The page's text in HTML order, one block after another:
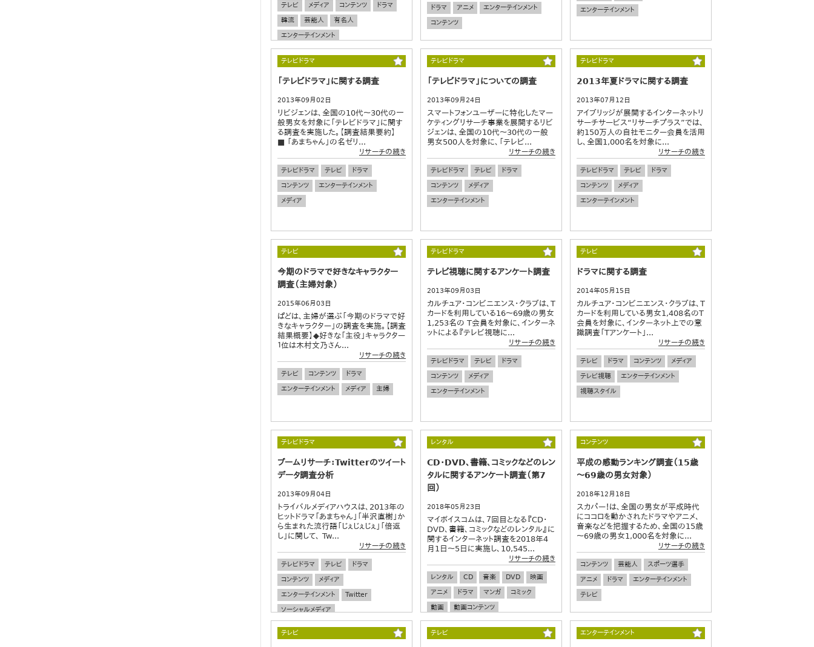
テレビ メディア コンテンツ
ドラマ
韓流
芸能人
有名人
エンターテインメント
ドラマ
アニメ
エンターテインメント
コンテンツ
エンターテインメント
テレビドラマ
「テレビドラマ」に関する調査
2013年09月02日
リビジェンは、全国の10代～30代の一
般男女を対象に「テレビドラマ」に関す
る調査を実施した。【調査結果要約】
■ 「あまちゃん」の名ゼリ...
リサーチの続き
テレビドラマ テレビ
ドラマ
コンテンツ
エンターテインメント
メディア
テレビドラマ
「テレビドラマ」についての調査
2013年09月24日
スマートフォンユーザーに特化したマー
ケティングリサーチ事業を展開するリビ
ジェンは、全国の10代〜30代の一般
男女500人を対象に、「テレビ...
リサーチの続き
テレビドラマ テレビ
ドラマ
コンテンツ
メディア
エンターテインメント
テレビドラマ
2013年夏ドラマに関する調査
2013年07月12日
アイブリッジが展開するインターネットリ
サーチサービス“リサーチプラス”では、
約150万人の自社モニター会員を活用
し、全国1,000名を対象に...
リサーチの続き
テレビドラマ テレビ
ドラマ
コンテンツ
メディア
エンターテインメント
テレビ
今期のドラマで好きなキャラクター
調査（主婦対象）
2015年06月03日
ぱどは、主婦が選ぶ「今期のドラマで好
きなキャラクター」の調査を実施。【調査
結果概要】◆好きな「主役」キャラクター
１位は木村文乃さん...
リサーチの続き
テレビ コンテンツ
ドラマ
エンターテインメント
メディア 主婦
テレビドラマ
テレビ視聴に関するアンケート調査
2013年09月03日
カルチュア・コンビニエンス・クラブは、T
カードを利用している16～69歳の男女
1,253名の T会員を対象に、インターネ
ットによる『テレビ視聴に...
リサーチの続き
テレビドラマ テレビ
ドラマ
コンテンツ
メディア
エンターテインメント
テレビ
ドラマに関する調査
2014年05月15日
カルチュア・コンビニエンス・クラブは、T
カードを利用している男女1,408名のT
会員を対象に、インターネット上での意
識調査「Tアンケート」...
リサーチの続き
テレビ ドラマ コンテンツ
メディア
テレビ視聴
エンターテインメント
視聴スタイル
テレビドラマ
ブームリサーチ：Twitterのツイート
データ調査分析
2013年09月04日
トライバルメディアハウスは、2013年の
ヒットドラマ「あまちゃん」「半沢直樹」か
ら生まれた流行語「じぇじぇじぇ」「倍返
し」に関して、 Tw...
リサーチの続き
テレビドラマ テレビ
ドラマ
コンテンツ
メディア
エンターテインメント
Twitter
ソーシャルメディア
レンタル
CD・DVD、書籍、コミックなどのレン
タルに関するアンケート調査（第7
回）
2018年05月23日
マイボイスコムは、７回目となる『CD・
DVD、書籍、コミックなどのレンタル』に
関するインターネット調査を2018年4
月1日～5日に実施し、10,545...
リサーチの続き
レンタル CD 音楽 DVD
映画
アニメ
ドラマ マンガ
コミック
動画
動画コンテンツ
エンターテインメント
コンテンツ
コンテンツ
平成の感動ランキング調査（15歳
～69歳の男女対象）
2018年12月18日
スカパー！は、全国の男女が平成時代
にココロを動かされたドラマやアニメ、
音楽などを把握するため、全国の15歳
～69歳の男女1,000名を対象に...
リサーチの続き
コンテンツ 芸能人
スポーツ選手
アニメ
ドラマ
エンターテインメント
テレビ
テレビ テレビ エンターテインメント